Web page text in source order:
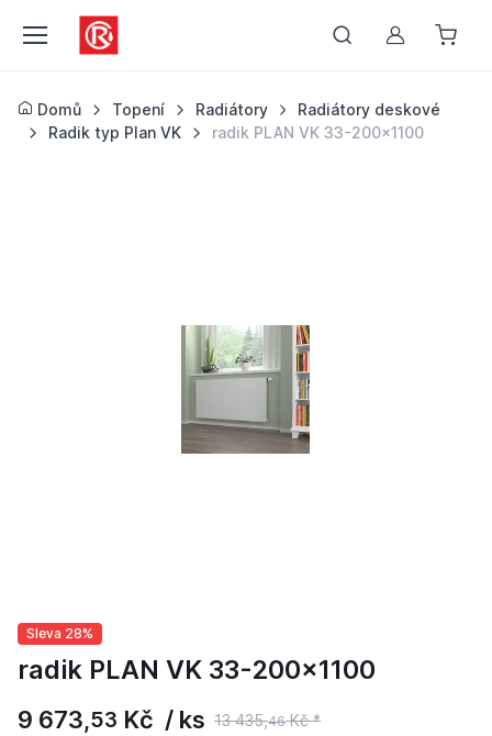
Můj účet
Domů Topení Radiátory
Radiátory deskové
Radik typ Plan VK
radik PLAN VK 33-200x1100
Sleva 28%
radik PLAN VK 33-200x1100
9 673,53 Kč / ks 13 435,46Kč *